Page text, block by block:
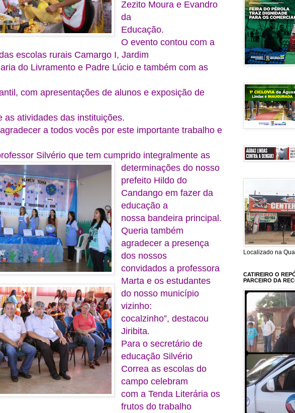
Zezito Moura e Evandro
da
Educação.
O evento contou com a
escolas rurais Camargo I, Jardim
do Livramento e Padre Lúcio e também com as
com apresentações de alunos e exposição de
as atividades das instituições.
a todos vocês por este importante trabalho e
Silvério que tem cumprido integralmente as
determinações do nosso
prefeito Hildo do
Candango em fazer da
educação a
nossa bandeira principal.
Queria também
agradecer a presença
dos nossos
convidados a professora
Marta e os estudantes
do nosso município
vizinho:
cocalzinho”, destacou
Jiribita.
Para o secretário de
educação Silvério
Correa as escolas do
campo celebram
com a Tenda Literária os
frutos do trabalho
Localizado na
CATIREIRO O
PARCEIRO DA